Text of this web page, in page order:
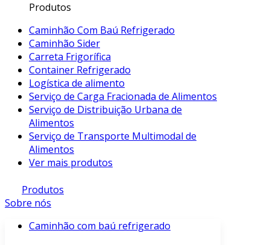
Produtos
Caminhão Com Baú Refrigerado
Caminhão Sider
Carreta Frigorífica
Container Refrigerado
Logística de alimento
Serviço de Carga Fracionada de Alimentos
Serviço de Distribuição Urbana de
Alimentos
Serviço de Transporte Multimodal de
Alimentos
Ver mais produtos
Produtos
Sobre nós
Caminhão com baú refrigerado